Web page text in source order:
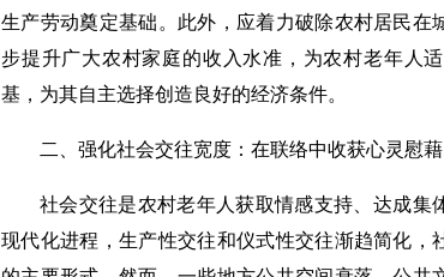
生产劳动奠定基础。此外，应着力破除农村居民在
步提升广大农村家庭的收入水准，为农村老年人
基，为其自主选择创造良好的经济条件。
二、强化社会交往宽度：在联络中收获心灵慰藉
社会交往是农村老年人获取情感支持、达成集
现代化进程，生产性交往和仪式性交往渐趋简化，